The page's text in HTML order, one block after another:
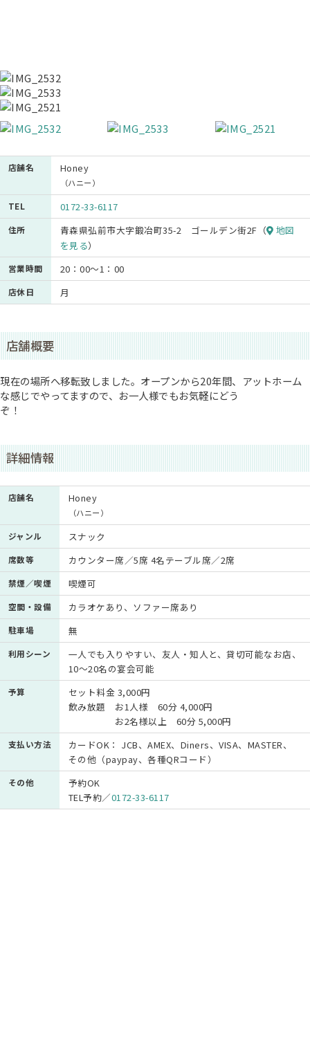
店舗名 Honey
（ハニー）
TEL 0172-33-6117
住所 青森県弘前市大字鍛冶町35-2 ゴールデン街2F（
地図
を見る）
営業時間 20：00～1：00
店休日 月
店舗概要
現在の場所へ移転致しました。オープンから20年間、アットホーム
な感じでやってますので、お一人様でもお気軽にどう
ぞ！
詳細情報
店舗名 Honey
（ハニー）
ジャンル スナック
席数等 カウンター席／5席 4名テーブル席／2席
禁煙／喫煙 喫煙可
空間・設備 カラオケあり、ソファー席あり
駐車場 無
利用シーン
一人でも入りやすい、友人・知人と、貸切可能なお店、
10～20名の宴会可能
予算
セット料金 3,000円
飲み放題 お1人様 60分 4,000円
お2名様以上 60分 5,000円
支払い方法
カードOK： JCB、AMEX、Diners、VISA、MASTER、
その他（paypay、各種QRコード）
その他
予約OK
TEL予約／0172-33-6117